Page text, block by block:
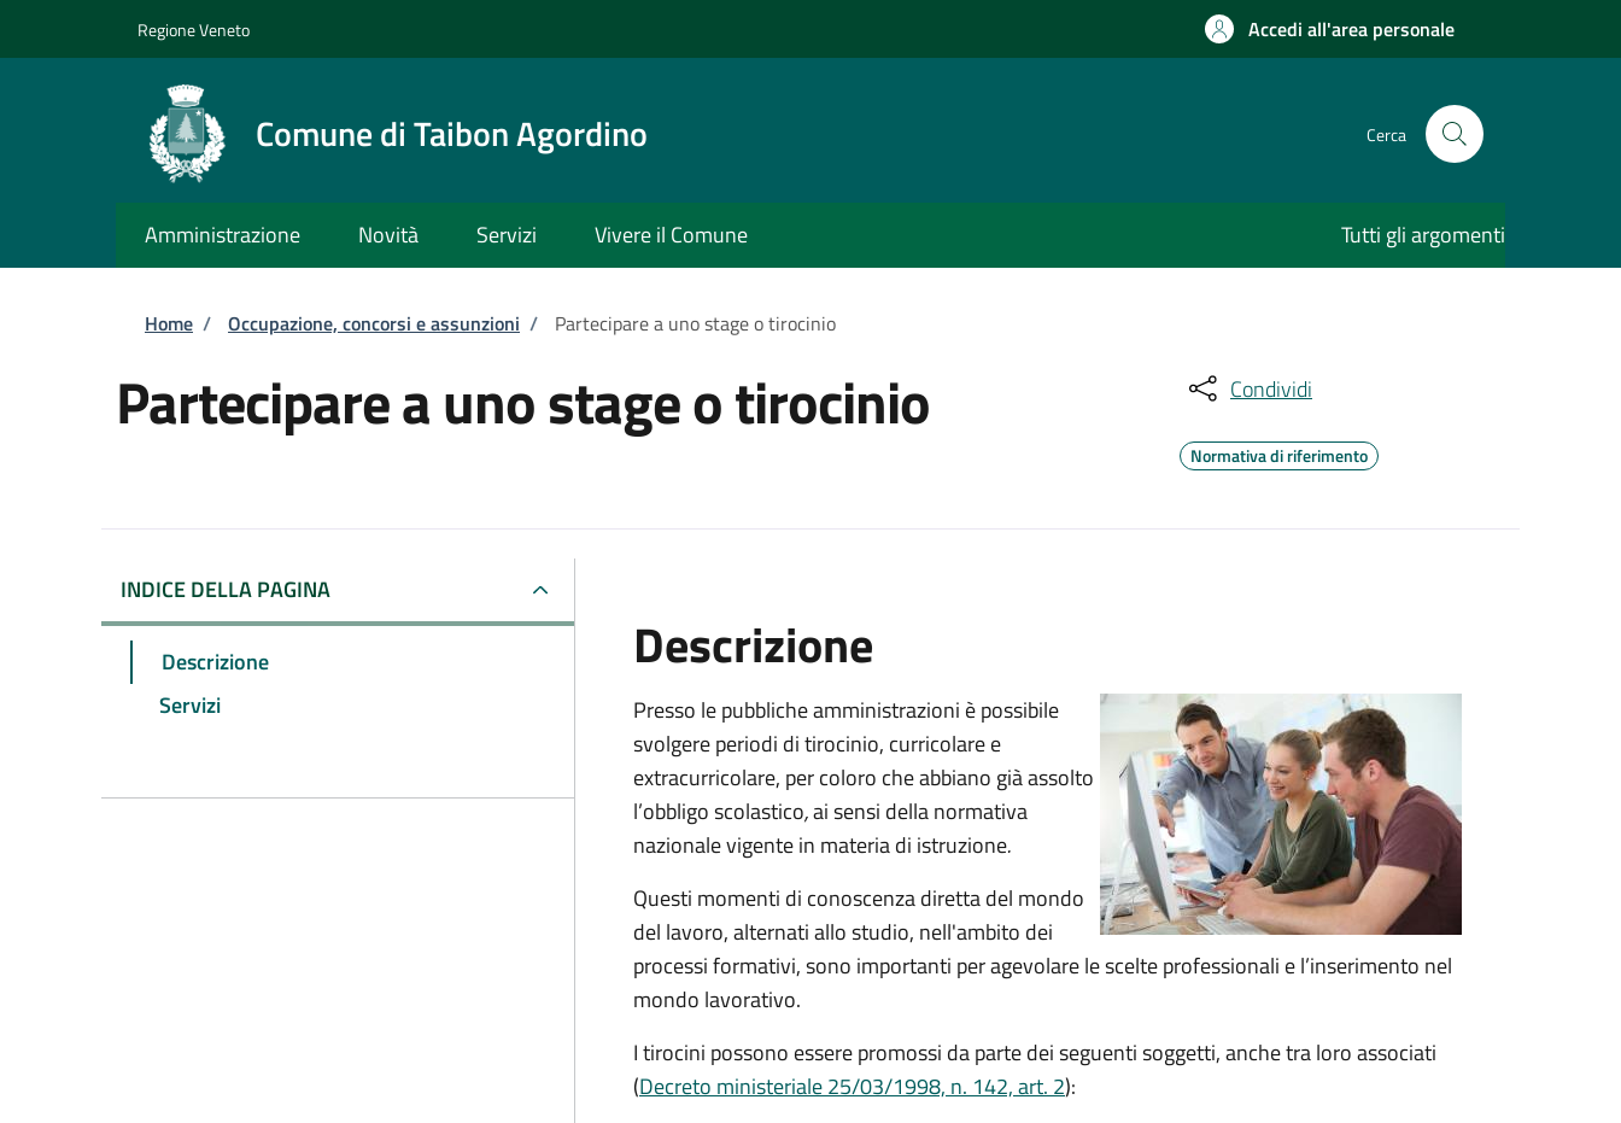
Regione Veneto Accedi all'area personale
Comune di Taibon Agordino Cerca
Amministrazione Novità Servizi Vivere il Comune Tutti gli argomenti
Briciole di pane
Home / Occupazione, concorsi e assunzioni / Partecipare a uno stage o tirocinio
Partecipare a uno stage o tirocinio Condividi
Normativa di riferimento
INDICE DELLA PAGINA
Descrizione
Servizi
Descrizione
Presso le pubbliche amministrazioni è possibile
svolgere periodi di tirocinio, curricolare e
extracurricolare, per coloro che abbiano già assolto
l’obbligo scolastico,ai sensi della normativa
nazionale vigente in materia di istruzione.
Questi momenti di conoscenza diretta del mondo
del lavoro, alternati allo studio, nell'ambito dei
processi formativi, sono importanti per agevolare le scelte professionali e l’inserimento nel
mondo lavorativo.
I tirocini possono essere promossi da parte dei seguenti soggetti, anche tra loro associati
(Decreto ministeriale 25/03/1998, n. 142, art. 2):